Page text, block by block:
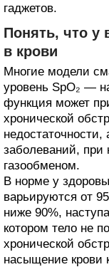
гаджетов.
Понять, что у
в крови
Многие модели
уровень SpO₂ —
функция может
хронической
заболеваний,
газообменом.
В норме у
варьируются от
ниже 90%,
котором тело не
хронической
насыщение крови